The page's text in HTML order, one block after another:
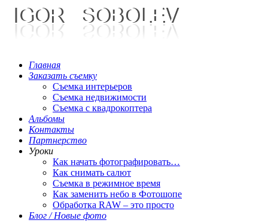
Главная
Заказать съемку
Съемка интерьеров
Съемка недвижимости
Съемка с квадрокоптера
Альбомы
Контакты
Партнерство
Уроки
Как начать фотографировать…
Как снимать салют
Съемка в режимное время
Как заменить небо в Фотошопе
Обработка RAW – это просто
Блог / Новые фото